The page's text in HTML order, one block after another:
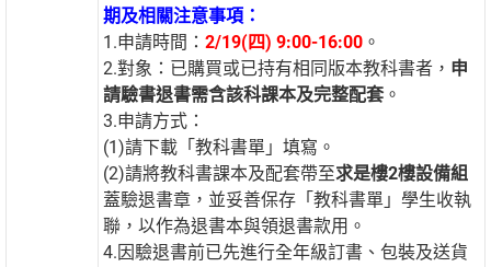
期及相關注意事項：
1.申請時間：2/19(四) 9:00-16:00 。
2.對象：已購買或已持有相同版本教科書者， 申
請驗書退書需含該科課本及完整配套 。
3.申請方式：
(1)請下載「教科書單」填寫。
(2)請將教科書課本及配套帶至求是樓2樓設備組
蓋驗退書章，並妥善保存「教科書單」學生收執
聯，以作為退書本與領退書款用。
4.因驗退書前已先進行全年級訂書、包裝及送貨